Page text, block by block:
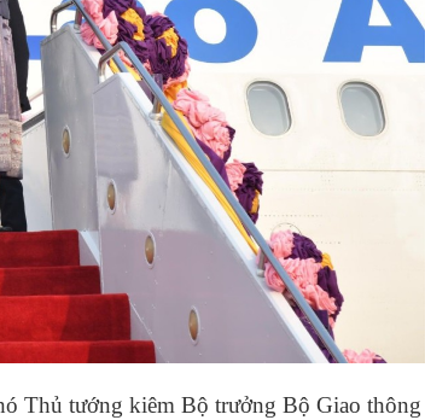
Thủ tướng kiêm Bộ trưởng Bộ Giao thông